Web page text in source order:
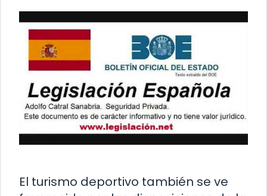
El turismo deportivo también se ve